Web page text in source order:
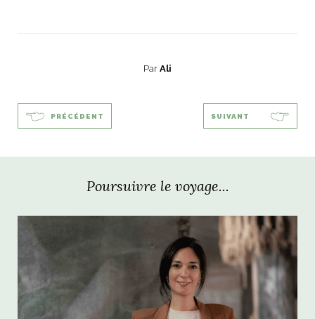
Par Ali
PRÉCÉDENT SUIVANT
Poursuivre le voyage...